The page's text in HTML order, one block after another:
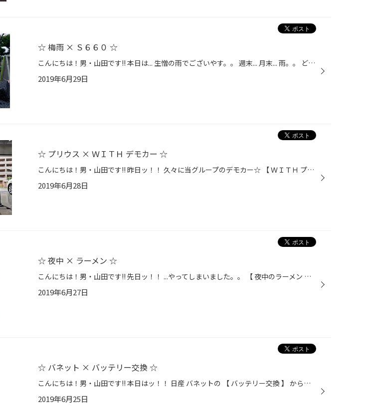
☆ 梅雨 × Ｓ６６０ ☆
こんにちは！男・山田です!! 本日は... 生憎の雨でございやす。。 週末... 月末... 雨。。 どこか、デモカーの 【 WITH S660 】 や、 ぺんた君も寂しげです。f(^^;) こんな時はボーっとしやすいので、 運転をされる方はくれぐれもお気をつけ下さいね☆☆ ついでに 【 無料愛車点検 】 にいらして下さ...
2019年6月29日
☆ プリウス × ＷＩＴＨ デモカー ☆
こんにちは！男・山田です!! 昨日ッ！！ 久々に当グループのデモカー☆ 【 ＷＩＴＨ プリウス 】 が当店に～☆(^^)/ たくろー。は久々の再会に笑顔♪ 新人のスギモンは、初対面で興味津々♪♪ ガルウィング・カーボン・ＬＥＤなど... チリバツ☆キマってます!!(￣ー￣)v っという事で☆☆ 当店は、タイヤ以...
2019年6月28日
☆ 夜中 × ラーメン ☆
こんにちは！男・山田です!! 先日ッ！！ ...やってしまいました。。 【 夜中のラーメン 】。。 今回おじゃましたのは、 【 ハッスルラーメンホンマ 篠崎店 】 さん☆ スープ表面に浮かぶ無数の背脂センパイ。 夜中にコテコテラーメン。。 太る？ 寝る前は体に良くない？？ そんなの百も承知っす☆(￣...
2019年6月27日
☆ バネット × バッテリー交換 ☆
こんにちは！男・山田です!! 本日はッ！！ 日産 バネットの 【 バッテリー交換 】 からスタート☆(^^)/ スギモンが交換作業☆ やぶさんがすかさず補充☆☆(￣ー￣)v 梅雨 ～ 夏場にかけては、バッテリートラブルが 非常に増えるシーズンです。。 お出かけ先での 『 ...マジかよ?! 』 の前に、 まずは一...
2019年6月25日